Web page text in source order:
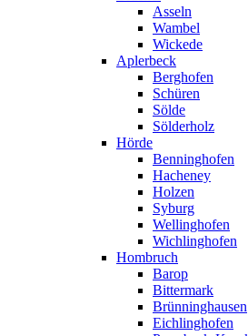
Asseln
Wambel
Wickede
Aplerbeck
Berghofen
Schüren
Sölde
Sölderholz
Hörde
Benninghofen
Hacheney
Holzen
Syburg
Wellinghofen
Wichlinghofen
Hombruch
Barop
Bittermark
Brünninghausen
Eichlinghofen